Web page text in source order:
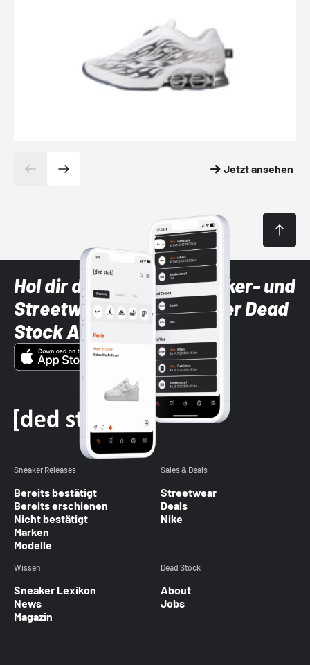
Jetzt ansehen
Hol dir die neuesten Sneaker- und
Streetwear-Brands mit der Dead
Stock App
Sneaker Releases
Bereits bestätigt
Bereits erschienen
Nicht bestätigt
Marken
Modelle
Sales & Deals
Streetwear
Deals
Nike
Wissen
Sneaker Lexikon
News
Magazin
Dead Stock
About
Jobs